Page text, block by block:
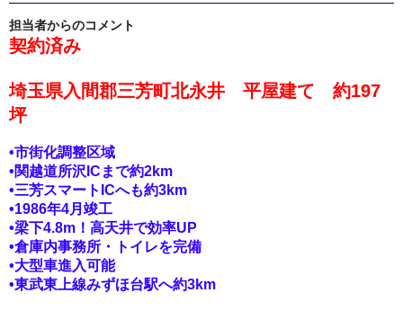
担当者からのコメント
契約済み
埼玉県入間郡三芳町北永井 平屋建て 約197
坪
•市街化調整区域
•関越道所沢ICまで約2km
•三芳スマートICへも約3km
•1986年4月竣工
•梁下4.8m！高天井で効率UP
•倉庫内事務所・トイレを完備
•大型車進入可能
•東武東上線みずほ台駅へ約3km